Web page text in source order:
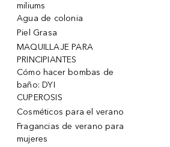
miliums
Agua de colonia
Piel Grasa
MAQUILLAJE PARA
PRINCIPIANTES
Cómo hacer bombas de
baño: DYI
CUPEROSIS
Cosméticos para el verano
Fragancias de verano para
mujeres